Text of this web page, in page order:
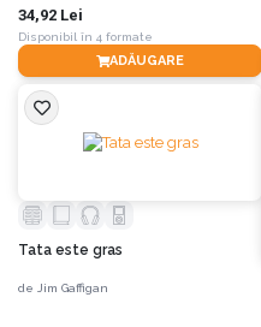
34,92 Lei
Disponibil în 4 formate
ADĂUGARE
Tata este gras
de Jim Gaffigan